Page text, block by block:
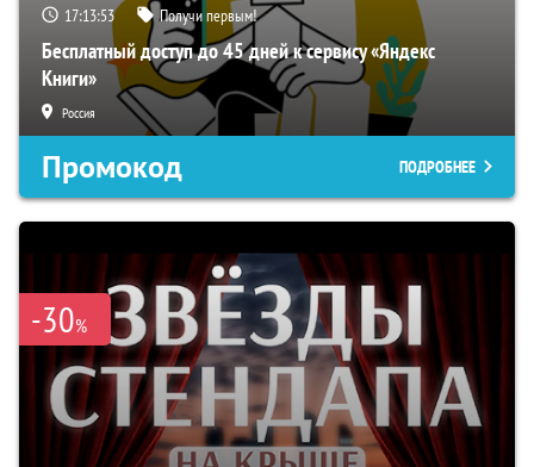
17:13:52 Получи первым!
Бесплатный доступ до 45 дней к сервису «Яндекс
Книги»
Россия
Промокод ПОДРОБНЕЕ
-30%